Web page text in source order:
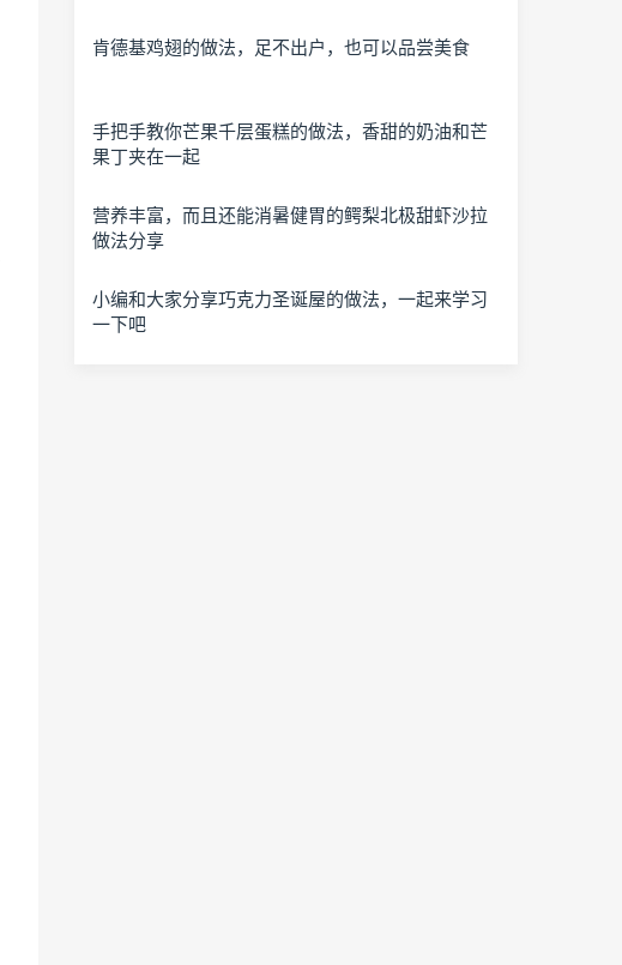
肯德基鸡翅的做法，足不出户，也可以品尝美食
手把手教你芒果千层蛋糕的做法，香甜的奶油和芒
果丁夹在一起
营养丰富，而且还能消暑健胃的鳄梨北极甜虾沙拉
做法分享
小编和大家分享巧克力圣诞屋的做法，一起来学习
一下吧